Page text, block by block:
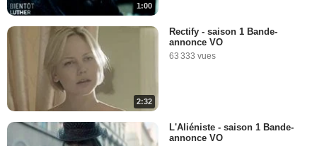
1:00
2:32
Rectify - saison 1 Bande-
annonce VO
63 333 vues
L'Aliéniste - saison 1 Bande-
annonce VO